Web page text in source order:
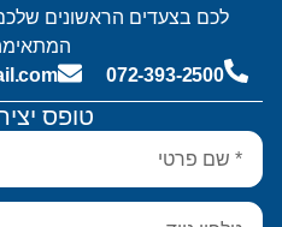
טופס
לכם בצעדים הראשונים
072-393-2500